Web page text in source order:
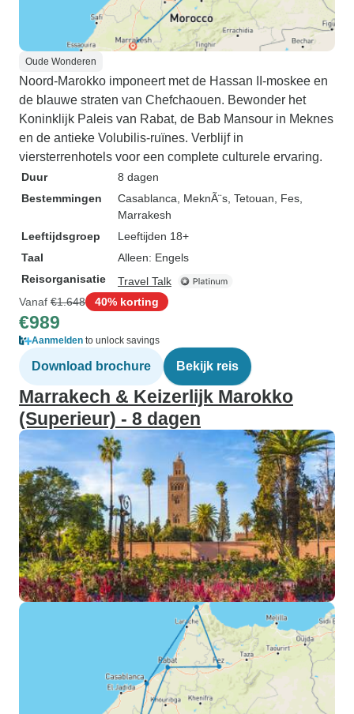
Oude Wonderen
Noord-Marokko imponeert met de Hassan II-moskee en
de blauwe straten van Chefchaouen. Bewonder het
Koninklijk Paleis van Rabat, de Bab Mansour in Meknes
en de antieke Volubilis-ruïnes. Verblijf in
viersterrenhotels voor een complete culturele ervaring.
Duur
8 dagen
Bestemmingen
Casablanca , MeknÃ¨s , Tetouan , Fes
Marrakesh
Leeftijdsgroep
Leeftijden 18+
Taal
Alleen: Engels
Reisorganisatie
Travel Talk
Vanaf €1.648 40% korting
€989
Aanmelden to unlock savings
Download brochure Bekijk reis
Marrakech & Keizerlijk Marokko
(Superieur) - 8 dagen